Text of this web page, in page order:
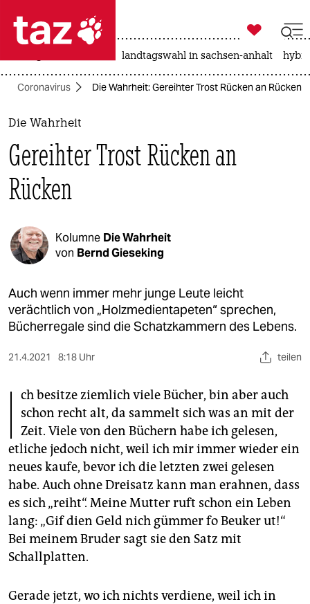
 taz zahl ich
taz zahl ich
themen
politik
öko
kultur
berlin
verlag
verlag
veranstaltungen
shop
fragen & hilfe
unterstützen
genossenschaft

taz zahl ich
landtagswahl in sachsen-anhalt
Coronavirus Die Wahrheit: Gereihter Trost Rücken an Rücken
Die Wahrheit
Gereihter Trost Rücken an
Rücken
Kolumne Die Wahrheit
von Bernd Gieseking
Auch wenn immer mehr junge Leute leicht
verächtlich von „Holzmedientapeten“ sprechen,
Bücherregale sind die Schatzkammern des Lebens.
21.4.2021 8:18 Uhr teilen
I ch besitze ziemlich viele Bücher, bin aber auch
schon recht alt, da sammelt sich was an mit der
Zeit. Viele von den Büchern habe ich gelesen,
etliche jedoch nicht, weil ich mir immer wieder ein
neues kaufe, bevor ich die letzten zwei gelesen
habe. Auch ohne Dreisatz kann man erahnen, dass
es sich „reiht“. Meine Mutter ruft schon ein Leben
lang: „Gif dien Geld nich gümmer fo Beuker ut!“
Bei meinem Bruder sagt sie den Satz mit
Schallplatten.
Gerade jetzt, wo ich nichts verdiene, weil ich in